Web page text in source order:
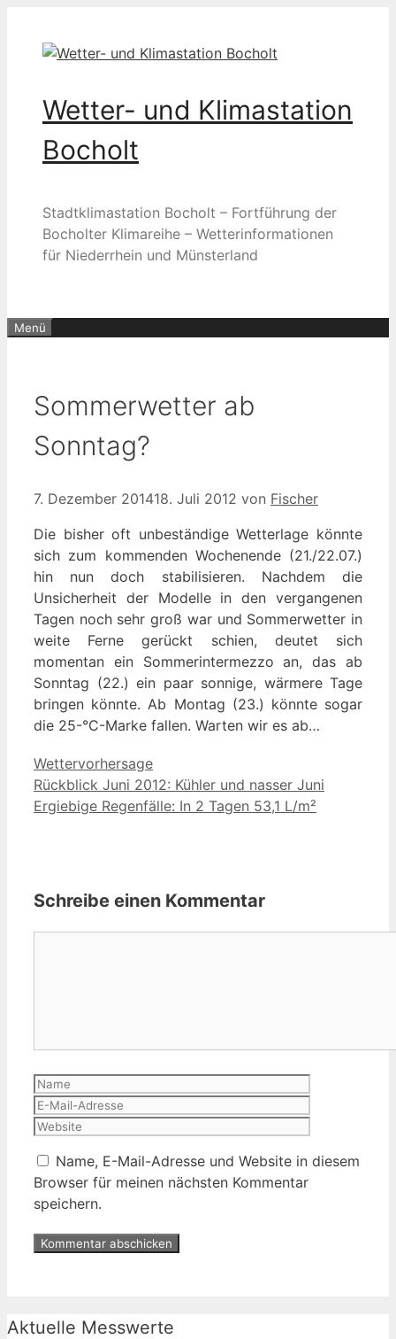
springen
Wetter- und Klimastation
Bocholt
Stadtklimastation Bocholt – Fortführung der
Bocholter Klimareihe – Wetterinformationen
für Niederrhein und Münsterland
Menü
Sommerwetter ab
Sonntag?
7. Dezember 201418. Juli 2012 von Fischer
Die bisher oft unbeständige Wetterlage könnte
sich zum kommenden Wochenende (21./22.07.)
hin nun doch stabilisieren. Nachdem die
Unsicherheit der Modelle in den vergangenen
Tagen noch sehr groß war und Sommerwetter in
weite Ferne gerückt schien, deutet sich
momentan ein Sommerintermezzo an, das ab
Sonntag (22.) ein paar sonnige, wärmere Tage
bringen könnte. Ab Montag (23.) könnte sogar
die 25-°C-Marke fallen. Warten wir es ab…
Kategorien
Wettervorhersage
Rückblick Juni 2012: Kühler und nasser Juni
Ergiebige Regenfälle: In 2 Tagen 53,1 L/m²
Schreibe einen Kommentar
Name
Name, E-Mail-Adresse und Website in diesem
Browser für meinen nächsten Kommentar
speichern.
Aktuelle Messwerte